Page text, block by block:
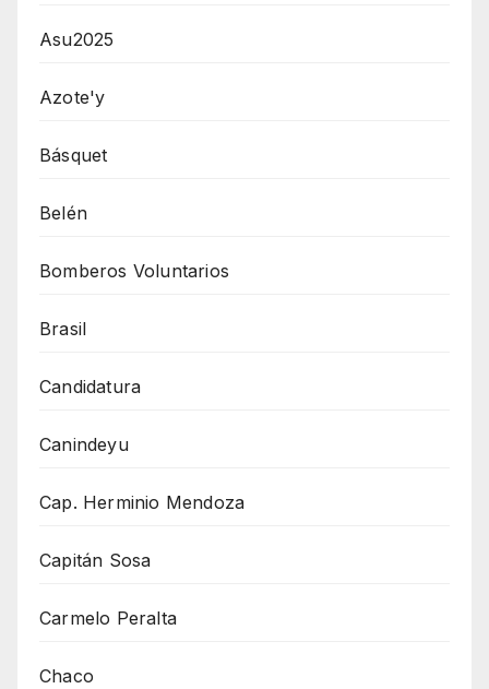
Asu2025
Azote'y
Básquet
Belén
Bomberos Voluntarios
Brasil
Candidatura
Canindeyu
Cap. Herminio Mendoza
Capitán Sosa
Carmelo Peralta
Chaco